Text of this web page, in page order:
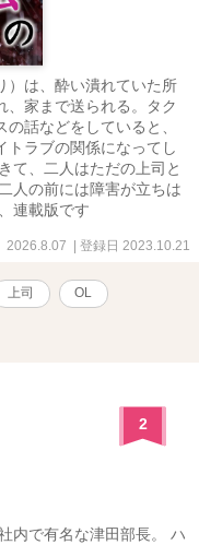
）は、酔い潰れていた所
、家まで送られる。タク
話などをしていると、
トラブの関係になってし
て、二人はただの上司と
人の前には障害が立ちは
連載版です
2026.8.07 | 登録日 2023.10.21
上司 OL
2
内で有名な津田部長。 ハ